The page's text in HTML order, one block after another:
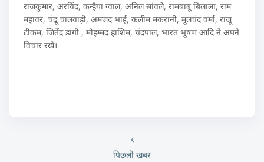
राजकुमार, अरविंद, कन्हैया ग्वाल, अनिल सांवले, रामबाबू बिलाला, राम
महावर, चंद्रू चालवाड़ी, अमजद भाई, कलीम मकरानी, मूलचंद वर्मा, राजू
टीकम, जितेंद्र डांगी , मोहम्मद हाशिम, चंद्रपाल, भारत भूषण आदि ने अपने
विचार रखे।
पिछली खबर